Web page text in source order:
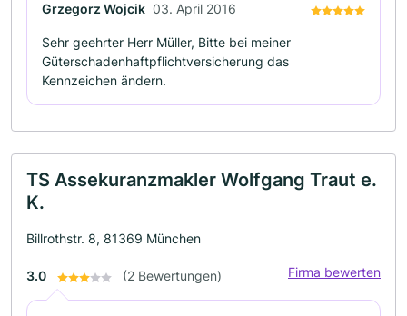
Grzegorz Wojcik 03. April 2016
Sehr geehrter Herr Müller, Bitte bei meiner
Güterschadenhaftpflichtversicherung das
Kennzeichen ändern.
TS Assekuranzmakler Wolfgang Traut e.
K.
Billrothstr. 8, 81369 München
3.0 (2 Bewertungen) Firma bewerten